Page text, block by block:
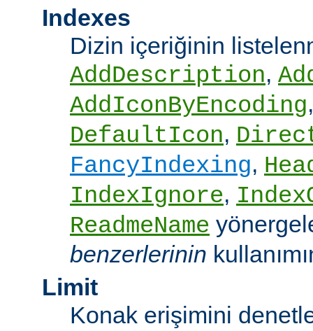
Indexes
Dizin içeriğinin
AddDescription,
AddIconByEncoding
DefaultIcon,
FancyIndexing,
IndexIgnore,
ReadmeName
benzerlerinin
Limit
Konak erişimini